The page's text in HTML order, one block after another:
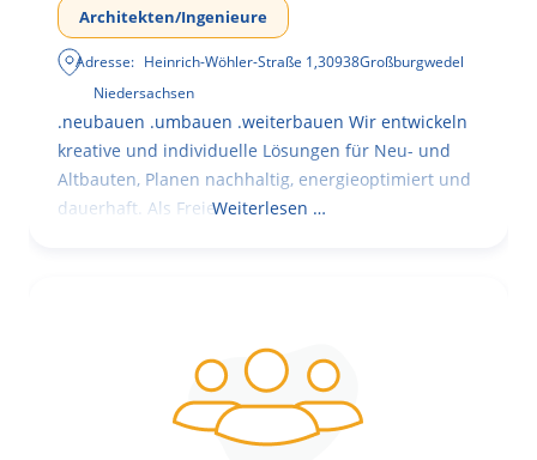
Architekten/Ingenieure
Adresse: Heinrich-Wöhler-Straße 1,30938Großburgwedel
Niedersachsen
.neubauen .umbauen .weiterbauen Wir entwickeln
kreative und individuelle Lösungen für Neu- und
Altbauten, Planen nachhaltig, energieoptimiert und
dauerhaft. Als FreieWeiterlesen …